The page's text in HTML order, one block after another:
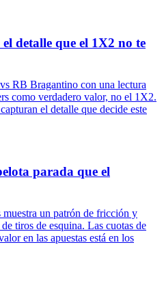
detalle que el 1X2 no te
RB Bragantino con una lectura
como verdadero valor, no el 1X2.
el detalle que decide este
parada que el
un patrón de fricción y
tiros de esquina. Las cuotas de
en las apuestas está en los